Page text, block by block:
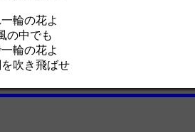
輪の花よ
の中でも
輪の花よ
吹き飛ばせ